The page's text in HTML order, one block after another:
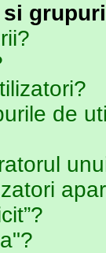
grupuri
de